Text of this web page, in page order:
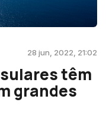
28 jun, 2022, 21:02
têm
grandes